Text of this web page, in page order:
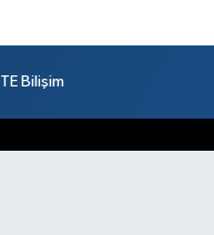
TE Bilişim